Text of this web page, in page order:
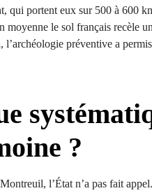
qui portent eux sur 500 à 600
moyenne le sol français recèle
préventive a
?
l’État n’a pas fait